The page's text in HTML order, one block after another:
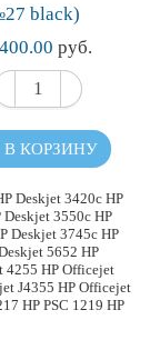
black)
руб.
В КОРЗИНУ
Deskjet 3420c HP
3550c HP
Deskjet 3745c HP
5652 HP
4255 HP Officejet
J4355 HP Officejet
HP PSC 1219 HP